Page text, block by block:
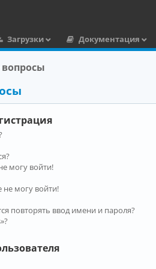
Загрузки
Документация
могу войти!
не могу войти!
повторять ввод имени и пароля?